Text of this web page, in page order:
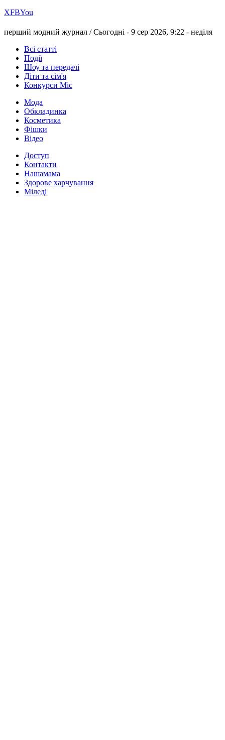
ХFBYou
перший модний журнал /Сьогодні - 9 сер 2026, 9:22 - неділя
Всі статті
Події
Шоу та передачі
Діти та сім'я
Конкурси Міс
Мода
Обкладинка
Косметика
Фішки
Відео
Доступ
Контакти
Нашамама
Здорове харчування
Міледі